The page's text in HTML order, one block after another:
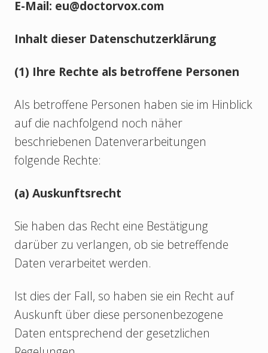
E-Mail: eu@doctorvox.com
Inhalt dieser Datenschutzerklärung
(1) Ihre Rechte als betroffene Personen
Als betroffene Personen haben sie im Hinblick
auf die nachfolgend noch näher
beschriebenen Datenverarbeitungen
folgende Rechte:
(a) Auskunftsrecht
Sie haben das Recht eine Bestätigung
darüber zu verlangen, ob sie betreffende
Daten verarbeitet werden.
Ist dies der Fall, so haben sie ein Recht auf
Auskunft über diese personenbezogene
Daten entsprechend der gesetzlichen